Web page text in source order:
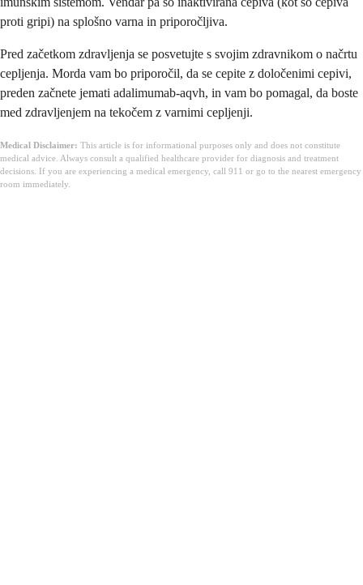
proti gripi) na splošno varna in priporočljiva.
Pred začetkom zdravljenja se posvetujte s svojim zdravnikom o načrtu
cepljenja. Morda vam bo priporočil, da se cepite z določenimi cepivi,
preden začnete jemati adalimumab-aqvh, in vam bo pomagal, da boste
med zdravljenjem na tekočem z varnimi cepljenji.
Medical Disclaimer: This article is for informational purposes only and does not constitute
medical advice. Always consult a qualified healthcare provider for diagnosis and treatment
decisions. If you are experiencing a medical emergency, call 911 or go to the nearest emergency
room immediately.